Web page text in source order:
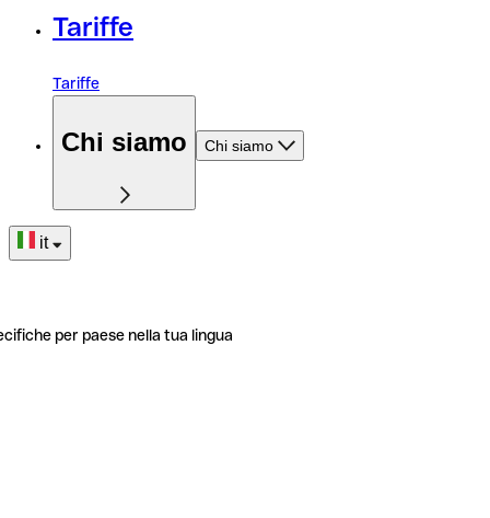
Tariffe
Tariffe
Chi siamo Chi siamo
it
per paese nella tua lingua